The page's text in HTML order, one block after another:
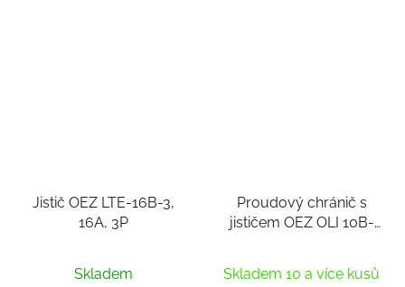
Jistič OEZ LTE-16B-3,
16A, 3P
Skladem
Proudový chránič s
jističem OEZ OLI 10B-
Skladem 10 a více kusů